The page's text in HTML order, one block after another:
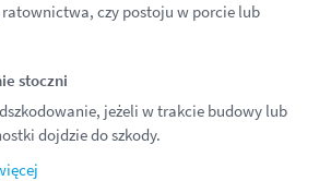
czy postoju w porcie lub
stoczni
jeżeli w trakcie budowy lub
dojdzie do szkody.